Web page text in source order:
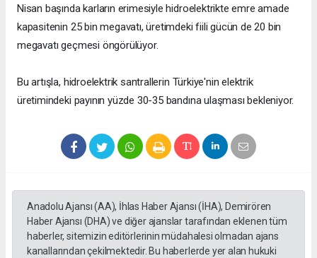
Nisan başında karların erimesiyle hidroelektrikte emre amade
kapasitenin 25 bin megavatı, üretimdeki fiili gücün de 20 bin
megavatı geçmesi öngörülüyor.
Bu artışla, hidroelektrik santrallerin Türkiye'nin elektrik
üretimindeki payının yüzde 30-35 bandına ulaşması bekleniyor.
Anadolu Ajansı (AA), İhlas Haber Ajansı (İHA), Demirören
Haber Ajansı (DHA) ve diğer ajanslar tarafından eklenen tüm
haberler, sitemizin editörlerinin müdahalesi olmadan ajans
kanallarından çekilmektedir. Bu haberlerde yer alan hukuki